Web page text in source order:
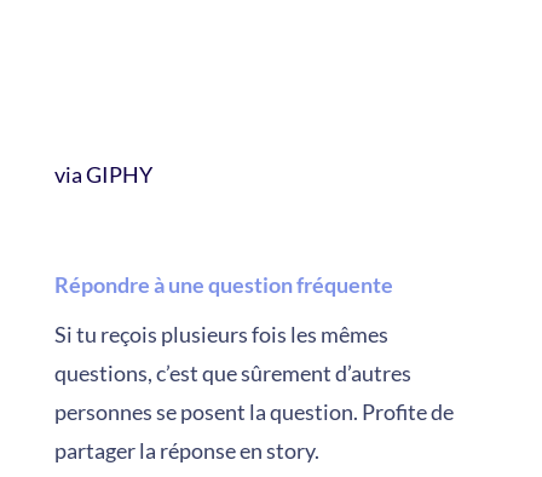
via GIPHY
Répondre à une question fréquente
Si tu reçois plusieurs fois les mêmes
questions, c’est que sûrement d’autres
personnes se posent la question. Profite de
partager la réponse en story.